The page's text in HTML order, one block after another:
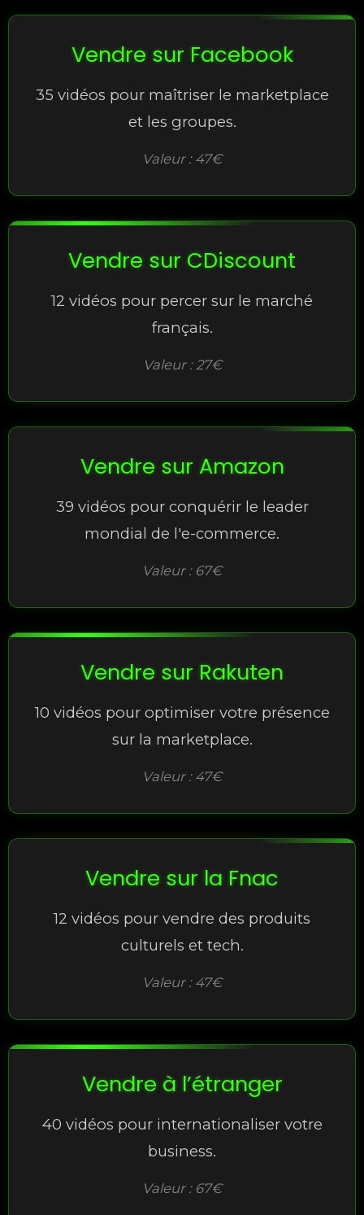
Vendre sur Facebook
35 vidéos pour maîtriser le marketplace
et les groupes.
Valeur : 47€
Vendre sur CDiscount
12 vidéos pour percer sur le marché
français.
Valeur : 27€
Vendre sur Amazon
39 vidéos pour conquérir le leader
mondial de l'e-commerce.
Valeur : 67€
Vendre sur Rakuten
10 vidéos pour optimiser votre présence
sur la marketplace.
Valeur : 47€
Vendre sur la Fnac
12 vidéos pour vendre des produits
culturels et tech.
Valeur : 47€
Vendre à l’étranger
40 vidéos pour internationaliser votre
business.
Valeur : 67€